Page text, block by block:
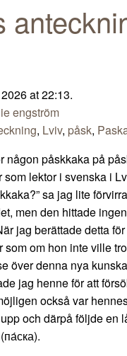
at 22:13.
engström
, Lviv, påsk,
någon påskkaka på
som lektor i svenska i
sa jag lite
men den hittade
jag berättade detta
som om hon inte ville
över denna nya
jag henne för att
också var
och därpå följde en